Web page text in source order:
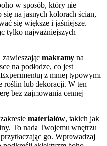
w sposób, który nie
na jasnych kolorach ścian,
się większe i jaśniejsze.
tylko najważniejszych
makramy na
na podłodze, co jest
z mniej typowymi
roślin lub dekoracji. W ten
bez zajmowania cennej
materiałów, takich jak
To nada Twojemu wnętrzu
go. Wprowadzaj